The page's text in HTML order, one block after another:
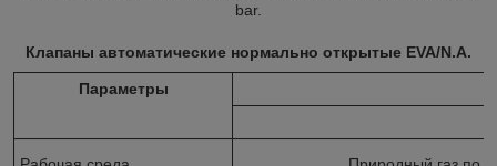
bar.
Клапаны автоматические нормально открытые EVA/N.A.
Параметры